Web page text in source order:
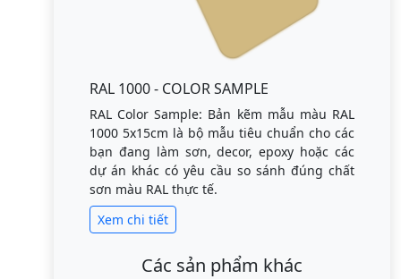
RAL 1000 - COLOR SAMPLE
RAL Color Sample: Bản kẽm mẫu màu RAL
1000 5x15cm là bộ mẫu tiêu chuẩn cho các
bạn đang làm sơn, decor, epoxy hoặc các
dự án khác có yêu cầu so sánh đúng chất
sơn màu RAL thực tế.
Xem chi tiết
Các sản phẩm khác